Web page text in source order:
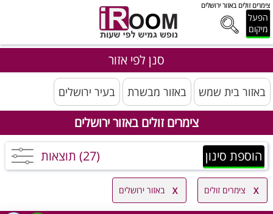
צימרים זולים באזור ירושלים
הפעל
מיקום
סנן לפי אזור
באזור בית שמש באזור מבשרת בעיר ירושלים
צימרים זולים באזור ירושלים
הוספת סינון (27) תוצאות
צימרים זולים באזור ירושלים